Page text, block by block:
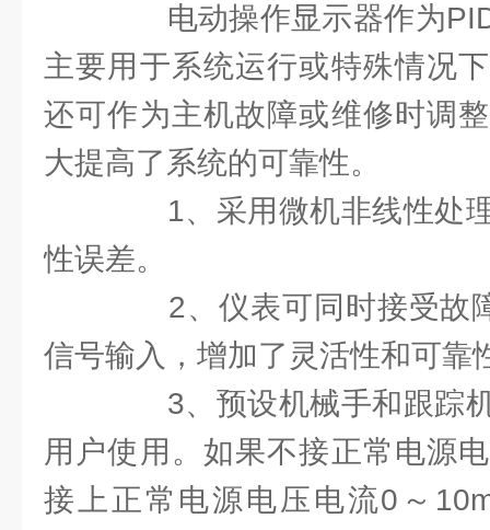
电动操作显示器作为
主要用于系统运行或特殊情况
还可作为主机故障或维修时调
大提高了系统的可靠性。
1、采用微机非线性处理
性误差。
2、仪表可同时接受故
信号输入，增加了灵活性和可靠
3、预设机械手和跟踪机
用户使用。如果不接正常电源
接上正常电源电压电流0～